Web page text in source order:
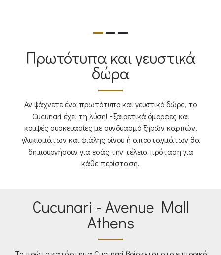
Πρωτότυπα και γευστικά
δώρα
Αν ψάχνετε ένα πρωτότυπο και γευστικό δώρο, το
Cucunari έχει τη λύση! Εξαιρετικά όμορφες και
κομψές συσκευασίες με συνδυασμό ξηρών καρπών,
γλυκισμάτων και φιάλης οίνου ή αποσταγμάτων θα
δημιουργήσουν για εσάς την τέλεια πρόταση για
κάθε περίσταση.
Cucunari - Avenue Mall
Athens